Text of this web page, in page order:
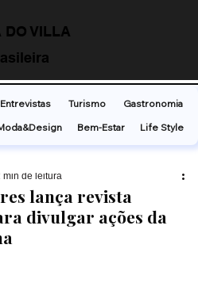
DO VILLA
lança revista
divulgar ações da
min de leitura
Entrevistas Turismo
Gastronomia
Bem-Estar Life Style